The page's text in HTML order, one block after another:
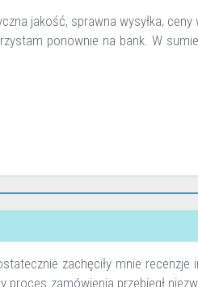
jakość, sprawna wysyłka, ceny
ponownie na bank. W
zachęciły mnie
proces zamówienia przebiegł